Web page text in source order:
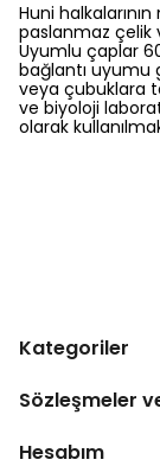
Huni
paslanmaz çelik
Uyumlu çaplar
bağlantı uyumu
veya çubuklara
ve biyoloji
olarak
Kategoriler
Sözleşmeler
Hesabım